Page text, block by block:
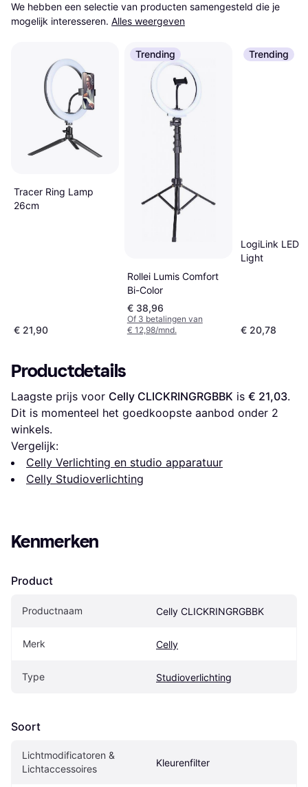
We hebben een selectie van producten samengesteld die je
mogelijk interesseren. Alles weergeven
Tracer Ring Lamp
26cm
€ 21,90
Trending
Rollei Lumis Comfort
Bi-Color
€ 38,96
Of 3 betalingen van
€ 12,98/mnd.
Trending
LogiLink LED
Light
€ 20,78
Productdetails
Laagste prijs voor Celly CLICKRINGRGBBK is € 21,03.
Dit is momenteel het goedkoopste aanbod onder 2
winkels.
Vergelijk:
Celly Verlichting en studio apparatuur
Celly Studioverlichting
Kenmerken
Product
Productnaam Celly CLICKRINGRGBBK
Merk Celly
Type Studioverlichting
Soort
Lichtmodificatoren &
Lichtaccessoires
Kleurenfilter